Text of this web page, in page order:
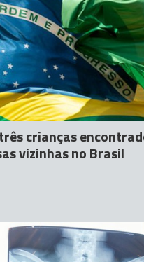
crianças
vizinhas no Brasil